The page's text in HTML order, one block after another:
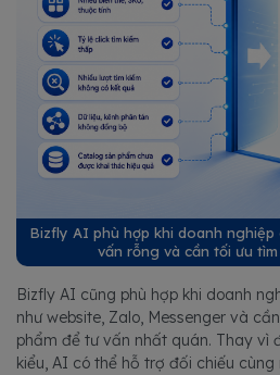
Bizfly AI phù hợp khi doanh
vấn rỗng và cần tối ưu tìm
Bizfly AI cũng phù hợp khi doanh
như website, Zalo, Messenger và
phẩm để tư vấn nhất quán. Thay vì
kiểu, AI có thể hỗ trợ đối chiếu